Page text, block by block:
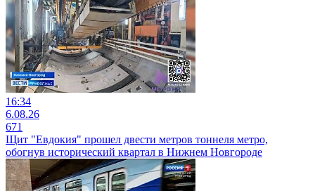
16:34
6.08.26
671
Щит "Евдокия" прошел двести метров тоннеля метро,
обогнув исторический квартал в Нижнем Новгороде